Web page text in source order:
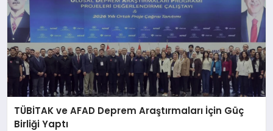
TÜBİTAK ve AFAD Deprem Araştırmaları İçin Güç
Birliği Yaptı